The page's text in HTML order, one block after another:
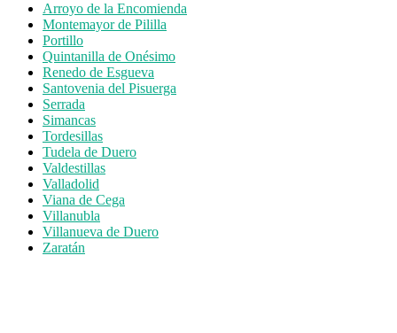
Arroyo de la Encomienda
Montemayor de Pililla
Portillo
Quintanilla de Onésimo
Renedo de Esgueva
Santovenia del Pisuerga
Serrada
Simancas
Tordesillas
Tudela de Duero
Valdestillas
Valladolid
Viana de Cega
Villanubla
Villanueva de Duero
Zaratán